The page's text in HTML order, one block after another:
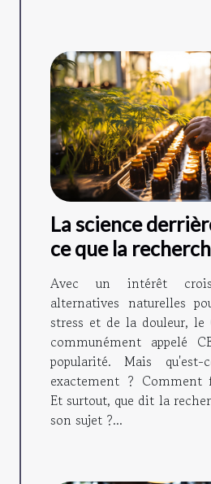
La science
ce que la
Avec un intérêt
alternatives naturelles
stress et de la douleur, le
communément appelé
popularité. Mais
exactement ?
Et surtout, que dit la
son sujet ?...